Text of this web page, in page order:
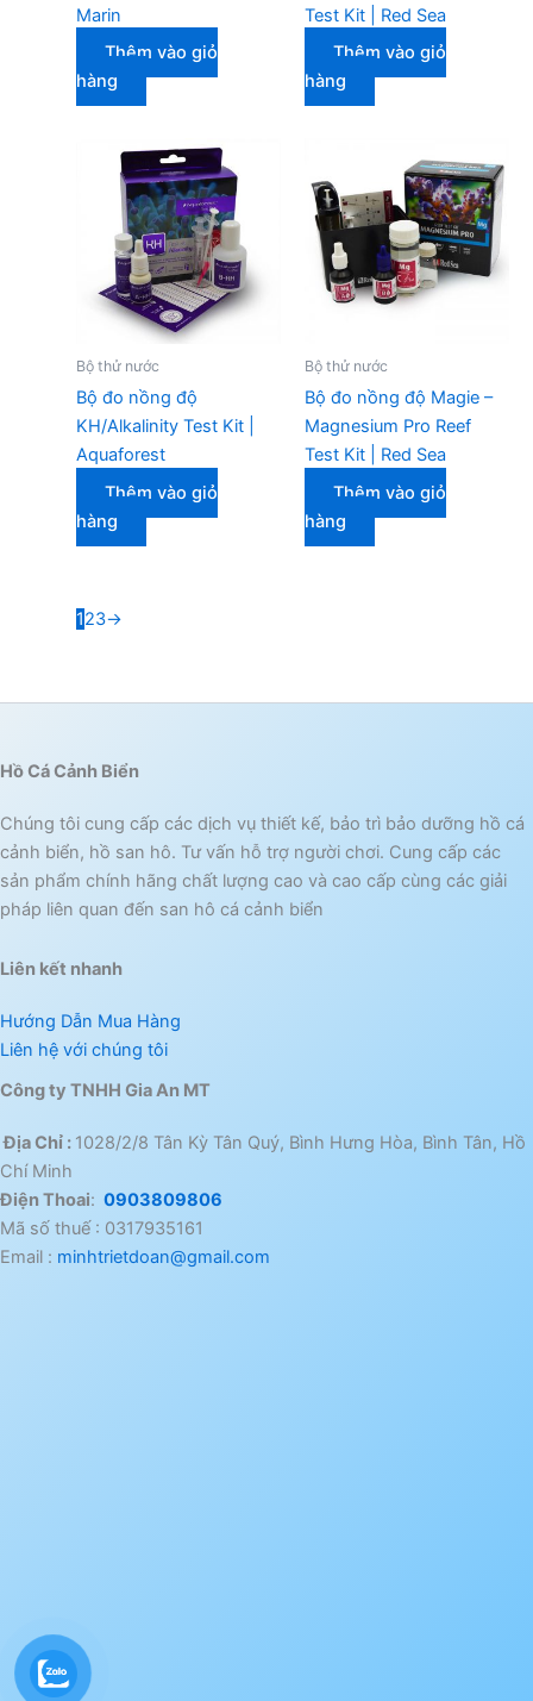
Marin
Thêm vào giỏ
hàng
Test Kit | Red Sea
Thêm vào giỏ
hàng
Bộ thử nước
Bộ đo nồng độ
KH/Alkalinity Test Kit |
Aquaforest
Thêm vào giỏ
hàng
Bộ thử nước
Bộ đo nồng độ Magie –
Magnesium Pro Reef
Test Kit | Red Sea
Thêm vào giỏ
hàng
123→
Hồ Cá Cảnh Biển
Chúng tôi cung cấp các dịch vụ thiết kế, bảo trì bảo dưỡng hồ cá
cảnh biển, hồ san hô. Tư vấn hỗ trợ người chơi. Cung cấp các
sản phẩm chính hãng chất lượng cao và cao cấp cùng các giải
pháp liên quan đến san hô cá cảnh biển
Liên kết nhanh
Hướng Dẫn Mua Hàng
Liên hệ với chúng tôi
Công ty TNHH Gia An MT
Địa Chỉ : 1028/2/8 Tân Kỳ Tân Quý, Bình Hưng Hòa, Bình Tân, Hồ
Chí Minh
Điện Thoai: 0903809806
Mã số thuế : 0317935161
Email : minhtrietdoan@gmail.com